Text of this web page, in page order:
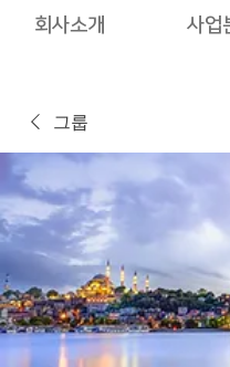
회사소개 사업
그룹